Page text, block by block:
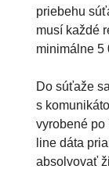
priebehu
musí každé
minimálne 5
Do súťaže
s
vyrobené po
line dáta
absolvovať